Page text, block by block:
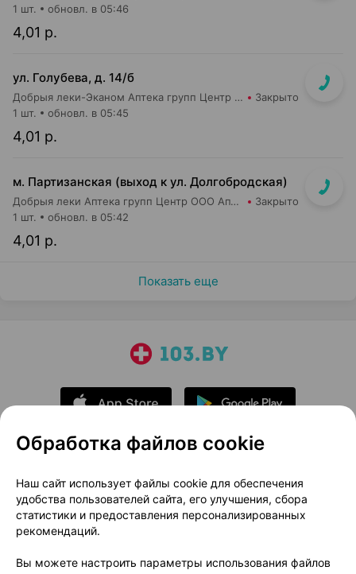
4,01 р.
1 шт. обновл. в 05:46
ул. Голубева, д. 14/б
Добрыя леки-Эканом Аптека групп Центр ООО Аптека №88 Закрыто
4,01 р.
1 шт. обновл. в 05:45
м. Партизанская (выход к ул. Долгобродская)
Добрыя леки Аптека групп Центр ООО Аптека №10 Закрыто
4,01 р.
1 шт. обновл. в 05:42
Показать еще
О проекте
Новости проекта
Размещение рекламы
Медицинский маркетинг
Публичный договор
Доставка
Способы оплаты
Вакансии Партнеры
Обработка файлов cookie
Наш сайт использует файлы cookie для обеспечения
удобства пользователей сайта, его улучшения, сбора
статистики и предоставления персонализированных
рекомендаций.
Вы можете настроить параметры использования файлов